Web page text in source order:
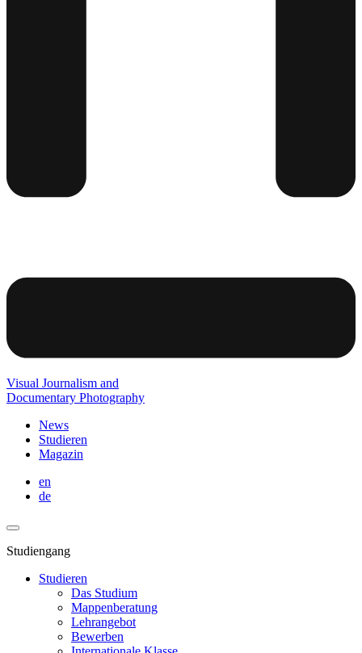
Visual Journalism and
Documentary Photography
News
Studieren
Magazin
en
de
Studiengang
Studieren
Das Studium
Mappenberatung
Lehrangebot
Bewerben